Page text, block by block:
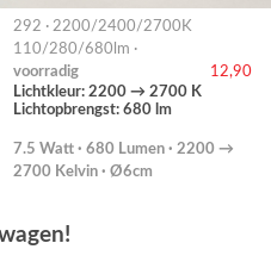
292 · 2200/2400/2700K
110/280/680lm ·
voorradig
12,90
Lichtkleur: 2200 → 2700 K
Lichtopbrengst: 680 lm
7.5 Watt · 680 Lumen · 2200 →
2700 Kelvin · Ø6cm